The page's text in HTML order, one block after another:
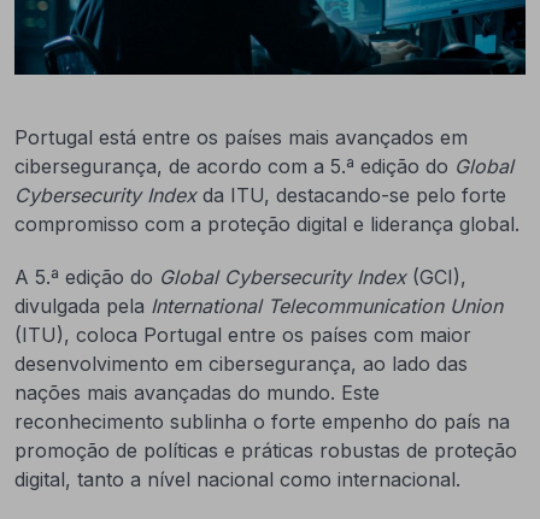
Portugal está entre os países mais avançados em
cibersegurança, de acordo com a 5.ª edição do Global
Cybersecurity Indexda ITU, destacando-se pelo forte
compromisso com a proteção digital e liderança global.
A 5.ª edição do Global Cybersecurity Index(GCI),
divulgada pela International Telecommunication Union
(ITU), coloca Portugal entre os países com maior
desenvolvimento em cibersegurança, ao lado das
nações mais avançadas do mundo. Este
reconhecimento sublinha o forte empenho do país na
promoção de políticas e práticas robustas de proteção
digital, tanto a nível nacional como internacional.